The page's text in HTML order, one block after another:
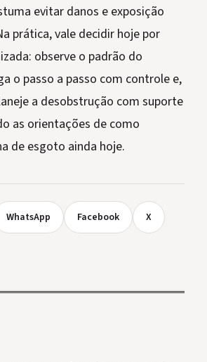
evitar danos e exposição
prática, vale decidir hoje por
observe o padrão do
o passo a passo com controle e,
a desobstrução com suporte
as orientações de como
de esgoto ainda hoje.
WhatsApp Facebook X